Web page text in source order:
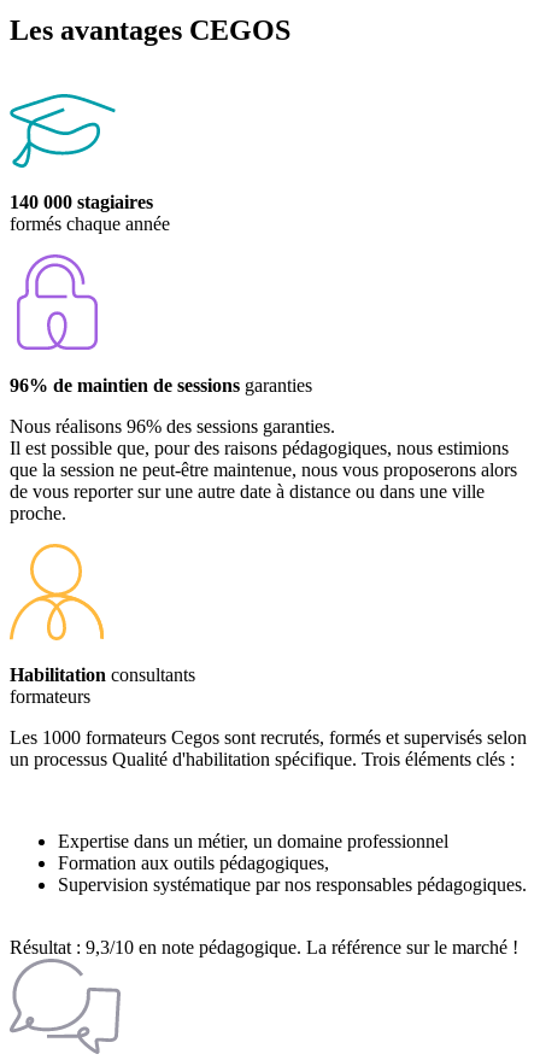
Les avantages CEGOS
140 000 stagiaires
formés chaque année
96% de maintien de sessions garanties
Nous réalisons 96% des sessions garanties.
Il est possible que, pour des raisons pédagogiques, nous estimions
que la session ne peut-être maintenue, nous vous proposerons alors
de vous reporter sur une autre date à distance ou dans une ville
proche.
Habilitation consultants
formateurs
Les 1000 formateurs Cegos sont recrutés, formés et supervisés selon
un processus Qualité d'habilitation spécifique. Trois éléments clés :
Expertise dans un métier, un domaine professionnel
Formation aux outils pédagogiques,
Supervision systématique par nos responsables pédagogiques.
Résultat : 9,3/10 en note pédagogique. La référence sur le marché !